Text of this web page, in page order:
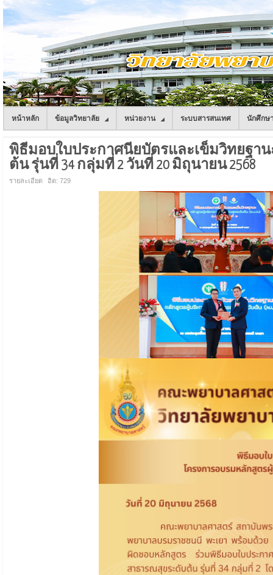
หน้าหลัก ข้อมูลวิทยาลัย หน่วยงาน ระบบสารสนเทศ นักศึกษ
พิธีมอบใบประกาศนียบัตรและเข็มวิทยฐา
ต้น รุ่นที่ 34 กลุ่มที่ 2 วันที่ 20 มิถุนายน 2568
รายละเอียด ฮิต: 729